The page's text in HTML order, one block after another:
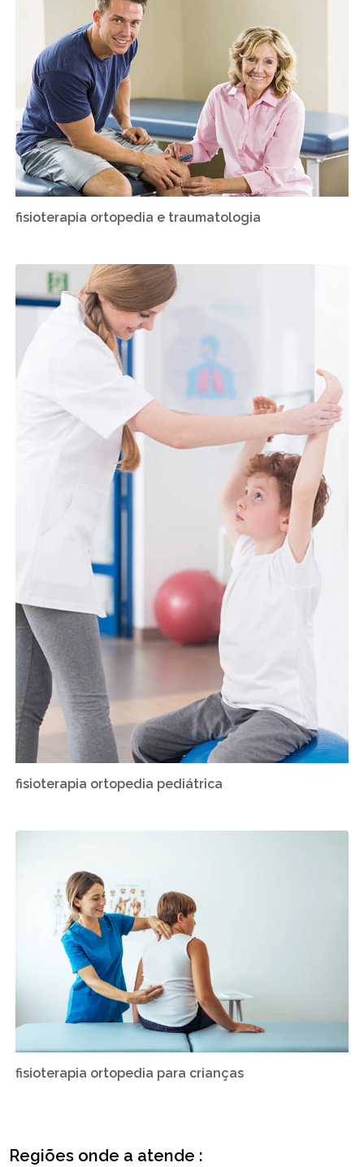
fisioterapia ortopedia e traumatologia
fisioterapia ortopedia pediátrica
fisioterapia ortopedia para crianças
Regiões onde a atende :